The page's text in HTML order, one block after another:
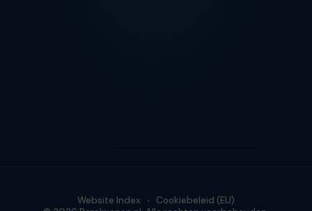
Website Index Cookiebeleid (EU)